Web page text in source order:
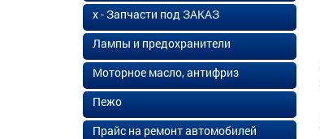
х - Запчасти под ЗАКАЗ
Лампы и предохранители
Моторное масло, антифриз
Пежо
Прайс на ремонт автомобилей